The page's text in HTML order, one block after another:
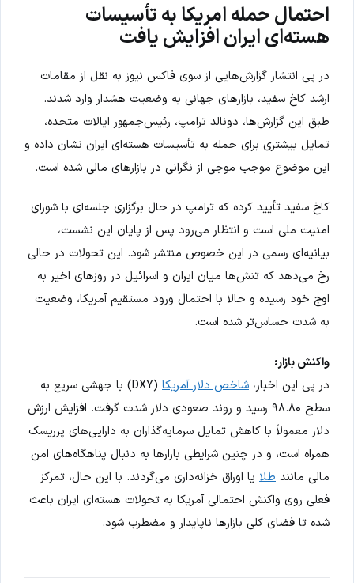
احتمال حمله امریکا به تأسیسات
هسته‌ای ایران افزایش یافت
در پی انتشار گزارش‌هایی از سوی فاکس نیوز به نقل از مقامات
ارشد کاخ سفید، بازارهای جهانی به وضعیت هشدار وارد شدند.
طبق این گزارش‌ها، دونالد ترامپ، رئیس‌جمهور ایالات متحده،
تمایل بیشتری برای حمله به تأسیسات هسته‌ای ایران نشان داده و
این موضوع موجب موجی از نگرانی در بازارهای مالی شده است.
کاخ سفید تأیید کرده که ترامپ در حال برگزاری جلسه‌ای با شورای
امنیت ملی است و انتظار می‌رود پس از پایان این نشست،
بیانیه‌ای رسمی در این خصوص منتشر شود. این تحولات در حالی
رخ می‌دهد که تنش‌ها میان ایران و اسرائیل در روزهای اخیر به
اوج خود رسیده و حالا با احتمال ورود مستقیم آمریکا، وضعیت
به شدت حساس‌تر شده است.
واکنش بازار:
در پی این اخبار، شاخص دلار آمریکا
(DXY) با جهشی سریع به
سطح ۹۸.۸۰ رسید و روند صعودی دلار شدت گرفت. افزایش ارزش
دلار معمولاً با کاهش تمایل سرمایه‌گذاران به دارایی‌های پرریسک
همراه است، و در چنین شرایطی بازارها به دنبال پناهگاه‌های امن
مالی مانند طلا یا اوراق خزانه‌داری می‌گردند. با این حال، تمرکز
فعلی روی واکنش احتمالی آمریکا به تحولات هسته‌ای ایران باعث
شده تا فضای کلی بازارها ناپایدار و مضطرب شود.